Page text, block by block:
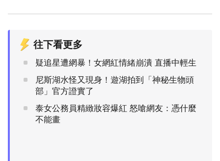
往下看更多
疑追星遭網暴！女網紅情緒崩潰 直播中輕生
尼斯湖水怪又現身！遊湖拍到「神秘生物頭
部」官方證實了
泰女公務員精緻妝容爆紅 怒嗆網友：憑什麼
不能畫